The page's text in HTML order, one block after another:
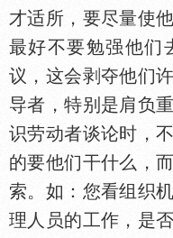
才适所，要尽量使
最好不要勉强他们
议，这会剥夺他们
导者，特别是肩负
识劳动者谈论时，
的要他们干什么，
索。如：您看组织
理人员的工作，是